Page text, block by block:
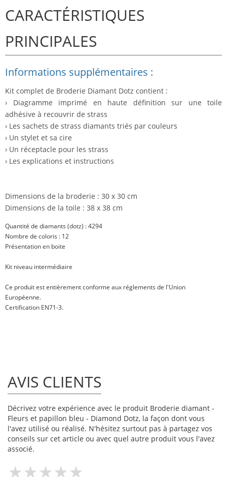
CARACTÉRISTIQUES
PRINCIPALES
Informations supplémentaires :
Kit complet de Broderie Diamant Dotz contient :
› Diagramme imprimé en haute définition sur une toile
adhésive à recouvrir de strass
› Les sachets de strass diamants triés par couleurs
› Un stylet et sa cire
› Un réceptacle pour les strass
› Les explications et instructions
Dimensions de la broderie : 30 x 30 cm
Dimensions de la toile : 38 x 38 cm
Quantité de diamants (dotz) : 4294
Nombre de coloris : 12
Présentation en boite
Kit niveau intermédiaire
Ce produit est entièrement conforme aux réglements de l'Union
Européenne.
Certification EN71-3.
AVIS CLIENTS
Décrivez votre expérience avec le produit Broderie diamant -
Fleurs et papillon bleu - Diamond Dotz, la façon dont vous
l'avez utilisé ou réalisé. N'hésitez surtout pas à partagez vos
conseils sur cet article ou avec quel autre produit vous l'avez
associé.